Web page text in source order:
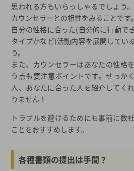
思われる方もいらっしゃるでしょう
カウンセラーとの相性をみることです。
自分の性格に合った(自発的に行動で
タイプかなど)活動内容を展開してい
う。
また、カウンセラーはあなたの性格
う点も要注意ポイントです。せっか
人、あなたに合った人を紹介してく
りません！
トラブルを避けるためにも事前に数
ことをおすすめします。
各種書類の提出は手間？